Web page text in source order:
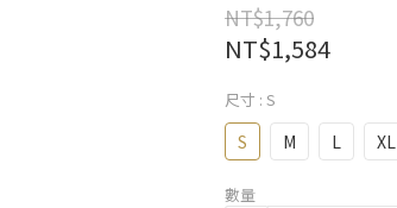
NT$1,760
NT$1,584
尺寸 : S
S M L XL
數量